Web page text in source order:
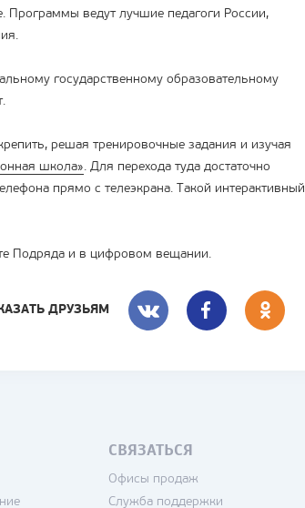
ведут лучшие педагоги России,
государственному образовательному
решая тренировочные задания и изучая
школа». Для перехода туда достаточно
прямо с телеэкрана. Такой интерактивный
Подряда и в цифровом вещании.
ДРУЗЬЯМ
СВЯЗАТЬСЯ
Офисы продаж
Служба поддержки